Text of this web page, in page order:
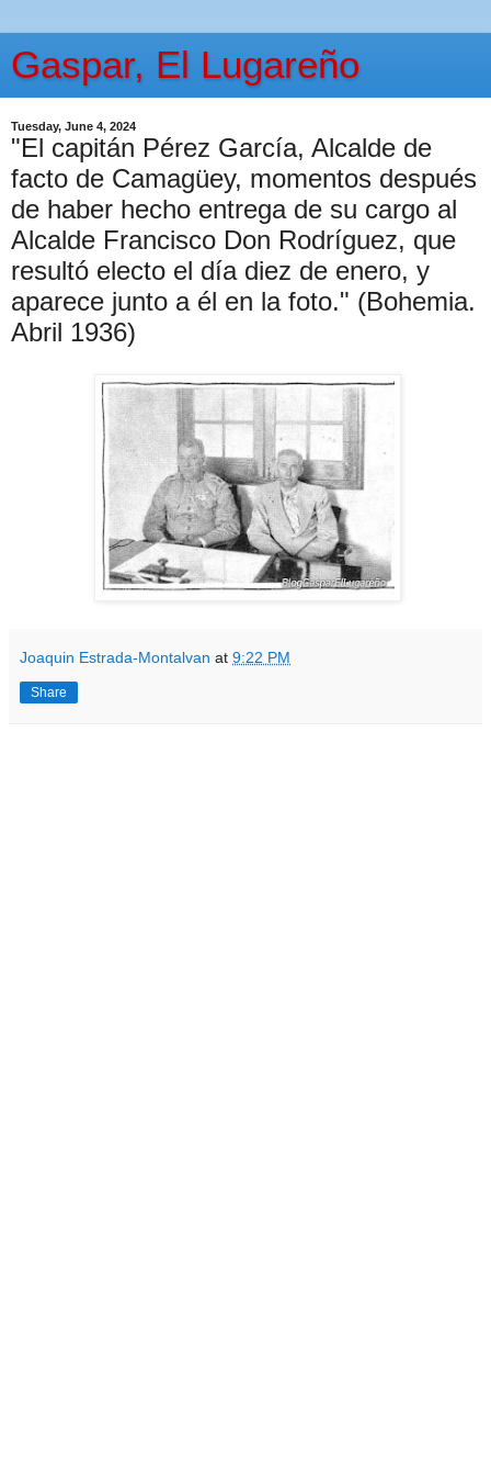
Gaspar, El Lugareño
Tuesday, June 4, 2024
"El capitán Pérez García, Alcalde de
facto de Camagüey, momentos después
de haber hecho entrega de su cargo al
Alcalde Francisco Don Rodríguez, que
resultó electo el día diez de enero, y
aparece junto a él en la foto." (Bohemia.
Abril 1936)
Joaquin Estrada-Montalvan at 9:22 PM
Share